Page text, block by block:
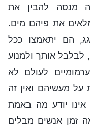
מנסה להבין את
את פיהם מים.
הם יתאמצו ככל
לבלבל אותך ולמנוע
לעולם לא
מעשיהם ואין זה
יודע מה באמת
זמן אנשים מבלים